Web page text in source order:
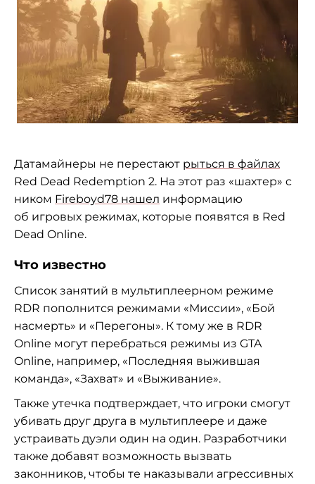
Датамайнеры не перестают рыться в файлах
Red Dead Redemption 2. На этот раз «шахтер» c
ником Fireboyd78 нашел информацию
об игровых режимах, которые появятся в Red
Dead Online.
Что известно
Список занятий в мультиплеерном режиме
RDR пополнится режимами «Миссии», «Бой
насмерть» и «Перегоны». К тому же в RDR
Online могут перебраться режимы из GTA
Online, например, «Последняя выжившая
команда», «Захват» и «Выживание».
Также утечка подтверждает, что игроки смогут
убивать друг друга в мультиплеере и даже
устраивать дуэли один на один. Разработчики
также добавят возможность вызвать
законников, чтобы те наказывали агрессивных